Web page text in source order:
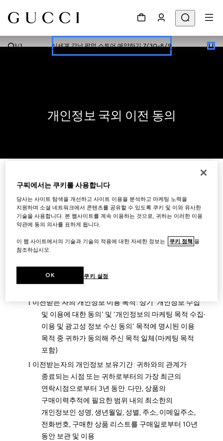
3/3 신세계 강남 팝업 스토어 예약하기 7/30-8/9
개인정보 국외 이전 동의
구찌는 위와 같이 수집한 귀하의 모든 개인정보를 아래와 같이
국외로 이전합니다.
l 이전받는 자: Kering Holland NV(스위스,infoprivacy-
gucci@it.gucci.com
infoprivacy-gucci@it.gucci.com), Luxury Goods
International (L.G.I.) S.A.(
jennifer.cueto@rackspace.com
l 이전받는 자의 개인정보 이용 목적: 상기 개인정보 수집
및 이용에 대한 동의’ 및 ‘개인정보의 마케팅 목적 수집∙
이용 및 광고성 정보 수신 동의’ 목적에 명시된 이용
목적 중 귀하가 동의해 주신 목적 일체(마케팅 목적
포함)
l 이전받는자의 개인정보 보유기간: 귀하와의 관계가
종료되는 시점 또는 귀하로부터의 가장 최근의
연락시점으로부터 3년 동안. 다만,상품의
구매이력추적에 필요한 범위 내의 최소한의
개인정보인 성명,생년월일, 성별, 주소, 이메일주소,
전화번호, 구매한 상품 리스트를 구매일로부터 10년
동안 보관 및 이용
구찌에서는 쿠키를 사용합니다
당사는 사이트 탐색을 개선하고 사이트 이용을 분석하고 마케팅 노력을
지원하며 소셜 네트워크에서 콘텐츠를 공유할 수 있도록 쿠키 및 이와 유사한
기술을 사용합니다. 본 웹사이트를 계속 이용하는 것으로, 귀하는 이러한 이용
약관에 동의 의사를 표하게 됩니다.
이 웹 사이트에서의 기술과 기술의 적용에 대한 자세한 정보는 쿠키 정책 을
참조하십시오.
쿠키 설정
OK